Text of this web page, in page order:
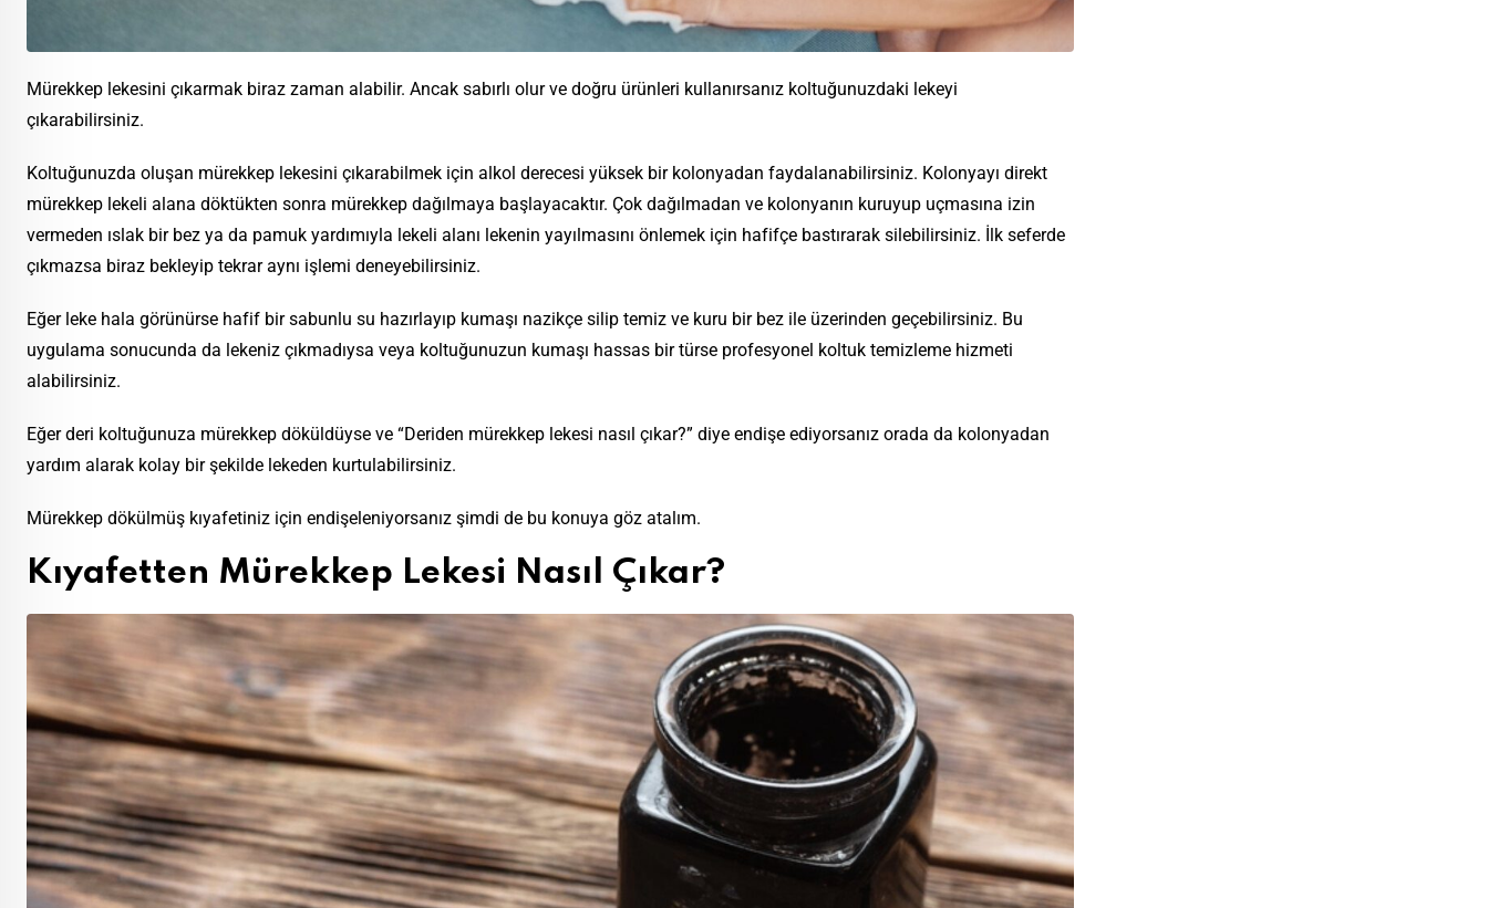
Mürekkep lekesini çıkarmak biraz zaman alabilir. Ancak sabırlı olur ve doğru ürünleri kullanırsanız koltuğunuzdaki lekeyi
çıkarabilirsiniz.
Koltuğunuzda oluşan mürekkep lekesini çıkarabilmek için alkol derecesi yüksek bir kolonyadan faydalanabilirsiniz. Kolonyayı direkt
mürekkep lekeli alana döktükten sonra mürekkep dağılmaya başlayacaktır. Çok dağılmadan ve kolonyanın kuruyup uçmasına izin
vermeden ıslak bir bez ya da pamuk yardımıyla lekeli alanı lekenin yayılmasını önlemek için hafifçe bastırarak silebilirsiniz. İlk seferde
çıkmazsa biraz bekleyip tekrar aynı işlemi deneyebilirsiniz.
Eğer leke hala görünürse hafif bir sabunlu su hazırlayıp kumaşı nazikçe silip temiz ve kuru bir bez ile üzerinden geçebilirsiniz. Bu
uygulama sonucunda da lekeniz çıkmadıysa veya koltuğunuzun kumaşı hassas bir türse profesyonel koltuk temizleme hizmeti
alabilirsiniz.
Eğer deri koltuğunuza mürekkep döküldüyse ve “Deriden mürekkep lekesi nasıl çıkar?” diye endişe ediyorsanız orada da kolonyadan
yardım alarak kolay bir şekilde lekeden kurtulabilirsiniz.
Mürekkep dökülmüş kıyafetiniz için endişeleniyorsanız şimdi de bu konuya göz atalım.
Kıyafetten Mürekkep Lekesi Nasıl Çıkar?